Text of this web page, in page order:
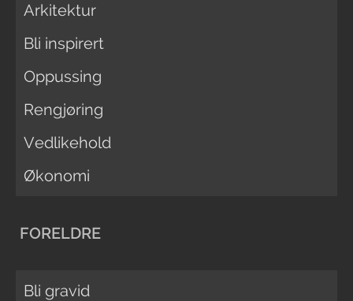
Arkitektur
Bli inspirert
Oppussing
Rengjøring
Vedlikehold
Økonomi
FORELDRE
Bli gravid